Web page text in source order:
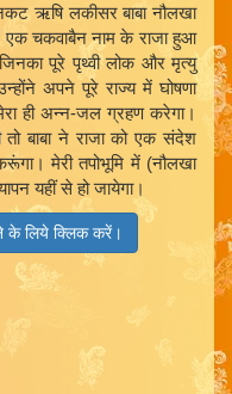
ऋषि लकीसर बाबा नौलखा
एक चकवाबैन नाम के राजा हुआ
पूरे पृथ्वी लोक और मृत्यु
अपने पूरे राज्य में घोषणा
ही अन्न-जल ग्रहण करेगा।
बाबा ने राजा को एक संदेश
मेरी तपोभूमि में (नौलखा
यहीं से हो जायेगा।
के लिये क्लिक करें।